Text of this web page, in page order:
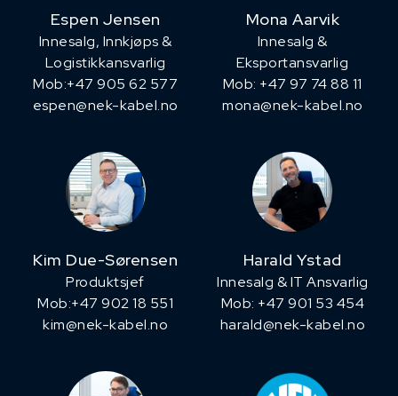
Espen Jensen
Innesalg, ​Innkjøps &
Logistikkansvarlig
Mob:+47 905 62 577
espen@nek-kabel.no
Mona Aarvik
Innesalg &
Eksportansvarlig
Mob: +47 97 74 88 11
mona@nek-kabel.no
Kim Due-Sørensen
Produktsjef
​Mob:+47 902 18 551
kim@nek-kabel.no
Harald Ystad
Innesalg & IT Ansvarlig
Mob: +47 901 53 454
harald@nek-kabel.no